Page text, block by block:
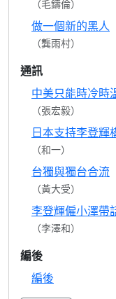
（毛鑄倫）
做一個新的黑人
（龔雨村）
通訊
中美只能時冷時
（張宏毅）
日本支持李登輝
（和一）
台獨與獨台合流
（黃大受）
李登輝僱小澤帶
（李澤和）
編後
編後